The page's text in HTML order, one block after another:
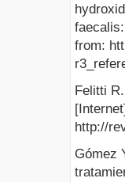
from:
Felitti
http://
Gómez